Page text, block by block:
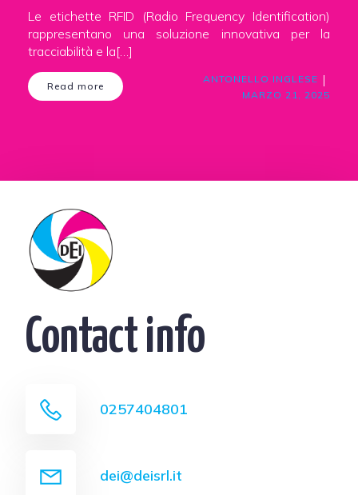
Le etichette RFID (Radio Frequency Identification)
rappresentano una soluzione innovativa per la
tracciabilità e la[…]
Read more
ANTONELLO INGLESE |
MARZO 21, 2025
Contact info
0257404801
dei@deisrl.it